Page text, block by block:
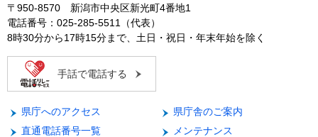
〒950-8570 新潟市中央区新光町4番地1
電話番号：025-285-5511（代表）
8時30分から17時15分まで、土日・祝日・年末年始を除く
手話で電話する
県庁へのアクセス
県庁舎のご案内
直通電話番号一覧
メンテナンス